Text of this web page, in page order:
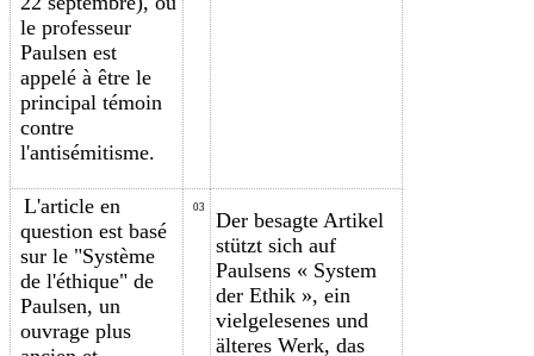
le professeur
Paulsen est
appelé à être le
principal témoin
contre
l'antisémitisme.
L'article en
question est basé
sur le "Système
de l'éthique" de
Paulsen, un
ouvrage plus
03
Der besagte Artikel
stützt sich auf
Paulsens « System
der Ethik », ein
vielgelesenes und
älteres Werk, das